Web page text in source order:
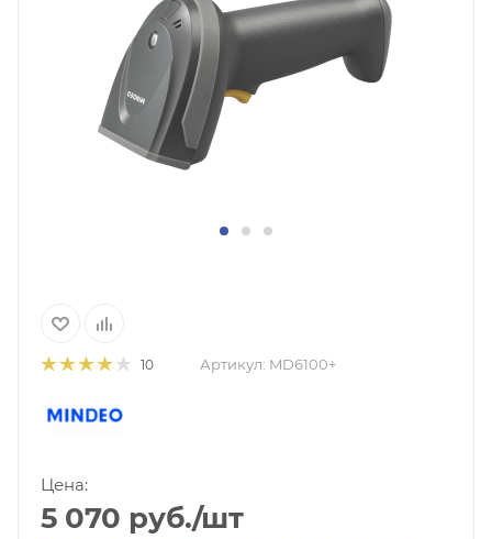
10 Артикул: MD6100+
Цена:
5 070 руб./шт